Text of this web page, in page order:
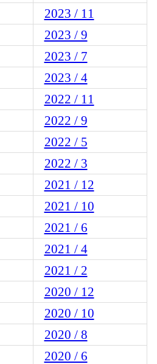
2023 / 11
2023 / 9
2023 / 7
2023 / 4
2022 / 11
2022 / 9
2022 / 5
2022 / 3
2021 / 12
2021 / 10
2021 / 6
2021 / 4
2021 / 2
2020 / 12
2020 / 10
2020 / 8
2020 / 6